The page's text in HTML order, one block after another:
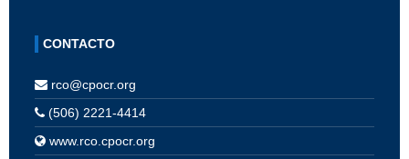
CONTACTO
rco@cpocr.org
(506) 2221-4414
www.rco.cpocr.org